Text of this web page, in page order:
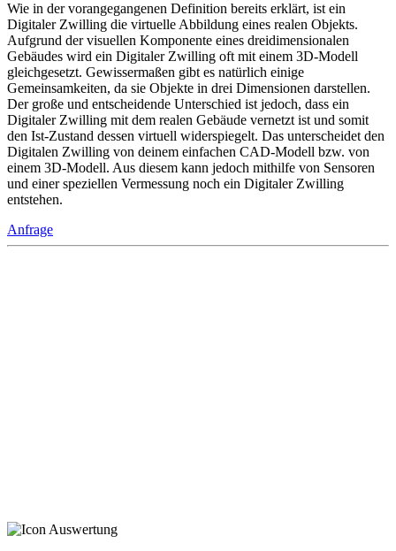
Wie in der vorangegangenen Definition bereits erklärt, ist ein
Digitaler Zwilling die virtuelle Abbildung eines realen Objekts.
Aufgrund der visuellen Komponente eines dreidimensionalen
Gebäudes wird ein Digitaler Zwilling oft mit einem 3D-Modell
gleichgesetzt. Gewissermaßen gibt es natürlich einige
Gemeinsamkeiten, da sie Objekte in drei Dimensionen darstellen.
Der große und entscheidende Unterschied ist jedoch, dass ein
Digitaler Zwilling mit dem realen Gebäude vernetzt ist und somit
den Ist-Zustand dessen virtuell widerspiegelt. Das unterscheidet den
Digitalen Zwilling von deinem einfachen CAD-Modell bzw. von
einem 3D-Modell. Aus diesem kann jedoch mithilfe von Sensoren
und einer speziellen Vermessung noch ein Digitaler Zwilling
entstehen.
Anfrage